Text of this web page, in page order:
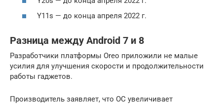
Y11s — до конца апреля 2022 г.
Разница между Android 7 и 8
Разработчики платформы Oreo приложили не малые
усилия для улучшения скорости и продолжительности
работы гаджетов.
Производитель заявляет, что ОС увеличивает